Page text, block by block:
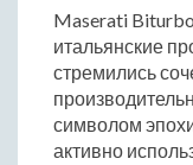
Maserati
итальянские
стремились
символом
активно